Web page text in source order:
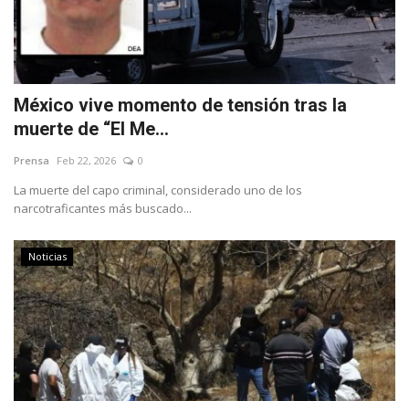
México vive momento de tensión tras la
muerte de “El Me...
Prensa Feb 22, 2026 0
La muerte del capo criminal, considerado uno de los
narcotraficantes más buscado...
Noticias